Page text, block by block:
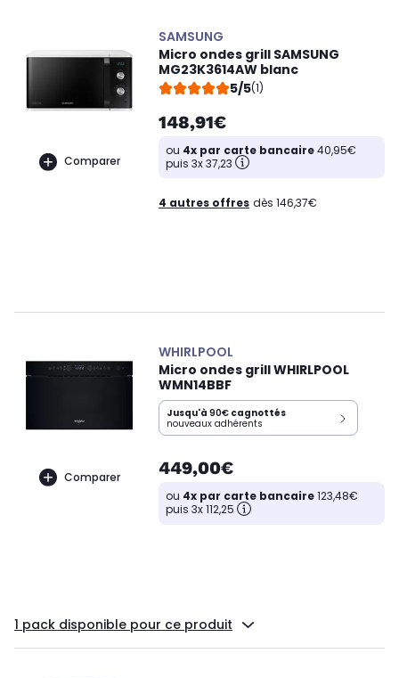
Comparer
SAMSUNG
Micro ondes grill SAMSUNG
MG23K3614AW blanc
5/5(1)
148,91€
ou 4x par carte bancaire40,95€
puis 3x 37,23
4 autres offres dès 146,37€
Comparer
WHIRLPOOL
Micro ondes grill WHIRLPOOL
WMN14BBF
Jusqu'à 90€ cagnottés
nouveaux adhérents
449,00€
ou 4x par carte bancaire123,48€
puis 3x 112,25
1 pack disponible pour ce produit